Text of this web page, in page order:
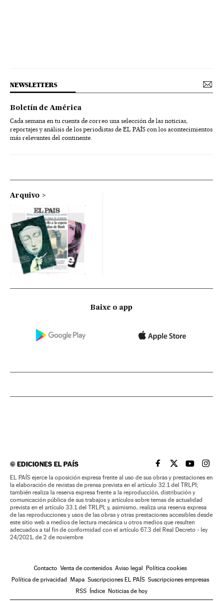
NEWSLETTERS
Boletín de América
Cada semana en tu cuenta de correo una selección de las noticias,
reportajes y análisis de los periodistas de EL PAÍS con los acontecimientos
más relevantes del continente.
Arquivo
Baixe o app
©EDICIONES EL PAÍS EL PAÍS BRASIL EN
EL PAÍSEL PAÍS
EL
EL PAÍS ejerce la oposición expresa frente al uso de sus obras y prestaciones en
la elaboración de revistas de prensa prevista en el artículo 32.1 del TRLPI;
también realiza la reserva expresa frente a la reproducción, distribución y
comunicación pública de sus trabajos y artículos sobre temas de actualidad
prevista en el artículo 33.1 del TRLPI; y, asimismo, realiza una reserva expresa
de las reproducciones y usos de las obras y otras prestaciones accesibles desde
este sitio web a medios de lectura mecánica u otros medios que resulten
adecuados a tal fin de conformidad con el artículo 67.3 del Real Decreto - ley
24/2021, de 2 de noviembre
Contacto Venta de contenidos Aviso legal Política cookies
Política de privacidad Mapa Suscripciones EL PAÍS Suscripciones empresas
RSS Índice Noticias de hoy